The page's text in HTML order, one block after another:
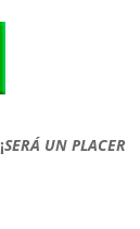
¡SERÁ UN PLACER